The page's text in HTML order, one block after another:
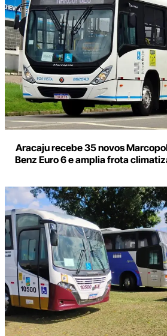
Aracaju recebe 35 novos
Benz Euro 6 e amplia frota